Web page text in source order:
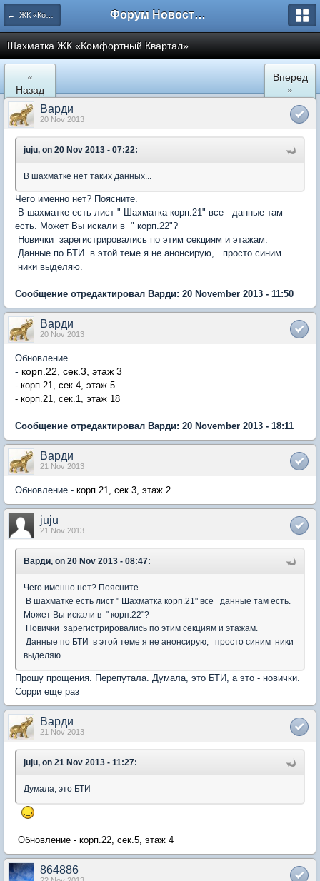
← ЖК «Комфортный КВАРТАЛ» Форум Новостройки
Шахматка ЖК «Комфортный Квартал»
«
Назад
Вперед
»
Варди
20 Nov 2013
juju, on 20 Nov 2013 - 07:22:
В шахматке нет таких данных...
Чего именно нет? Поясните.
В шахматке есть лист " Шахматка корп.21" все данные там
есть. Может Вы искали в " корп.22"?
Новички зарегистрировались по этим секциям и этажам.
Данные по БТИ в этой теме я не анонсирую, просто синим
ники выделяю.
Сообщение отредактировал Варди: 20 November 2013 - 11:50
Варди
20 Nov 2013
Обновление
- корп.22, сек.3, этаж 3
- корп.21, сек 4, этаж 5
- корп.21, сек.1, этаж 18
Сообщение отредактировал Варди: 20 November 2013 - 18:11
Варди
21 Nov 2013
Обновление - корп.21, сек.3, этаж 2
juju
21 Nov 2013
Варди, on 20 Nov 2013 - 08:47:
Чего именно нет? Поясните.
В шахматке есть лист " Шахматка корп.21" все данные там есть.
Может Вы искали в " корп.22"?
Новички зарегистрировались по этим секциям и этажам.
Данные по БТИ в этой теме я не анонсирую, просто синим ники
выделяю.
Прошу прощения. Перепутала. Думала, это БТИ, а это - новички.
Сорри еще раз
Варди
21 Nov 2013
juju, on 21 Nov 2013 - 11:27:
Думала, это БТИ
Обновление - корп.22, сек.5, этаж 4
864886